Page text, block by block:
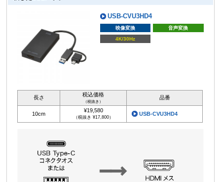
USB-CVU3HD4
映像変換
音声変換
4K/30Hz
長さ 税込価格
（税抜き）
品番
10cm
¥19,580
（税抜き ¥17,800）
USB-CVU3HD4